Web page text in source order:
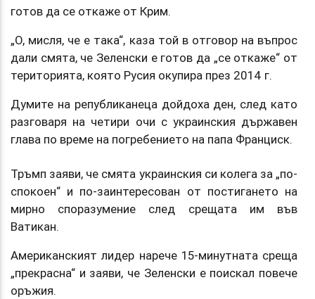
готов да се откаже от Крим.
„О, мисля, че е така“, каза той в отговор на въпрос
дали смята, че Зеленски е готов да „се откаже“ от
територията, която Русия окупира през 2014 г.
Думите на републиканеца дойдоха ден, след като
разговаря на четири очи с украинския държавен
глава по време на погребението на папа Франциск.
Тръмп заяви, че смята украинския си колега за „по-
спокоен“ и по-заинтересован от постигането на
мирно споразумение след срещата им във
Ватикан.
Американският лидер нарече 15-минутната среща
„прекрасна“ и заяви, че Зеленски е поискал повече
оръжия.